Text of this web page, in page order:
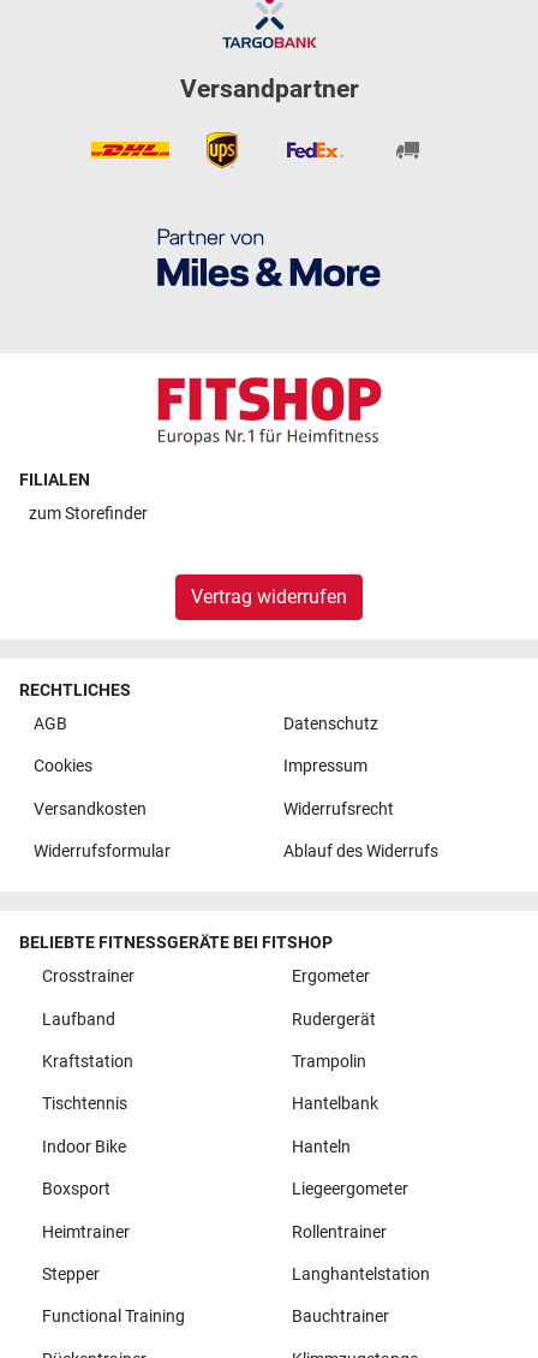
Versandpartner
FILIALEN
zumStorefinder
Vertrag widerrufen
RECHTLICHES
AGB
Datenschutz
Cookies Impressum
Versandkosten Widerrufsrecht
Widerrufsformular Ablauf des Widerrufs
BELIEBTE FITNESSGERÄTE BEI FITSHOP
Crosstrainer
Ergometer
Laufband Rudergerät
Kraftstation Trampolin
Tischtennis Hantelbank
Indoor Bike Hanteln
Boxsport Liegeergometer
Heimtrainer Rollentrainer
Stepper Langhantelstation
Functional Training Bauchtrainer